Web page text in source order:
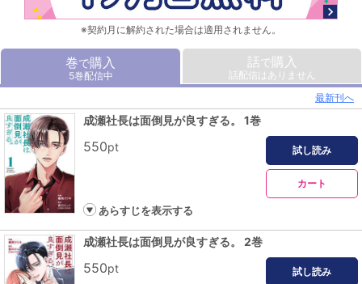
※契約月に解約された場合は適用されません。
巻で購入
5巻配信中
話で購入
話配信はありません
最新刊へ
成瀬社長は面倒見が良すぎる。 1巻
550pt 試し読み
カート
あらすじを表示する
成瀬社長は面倒見が良すぎる。 2巻
550pt 試し読み